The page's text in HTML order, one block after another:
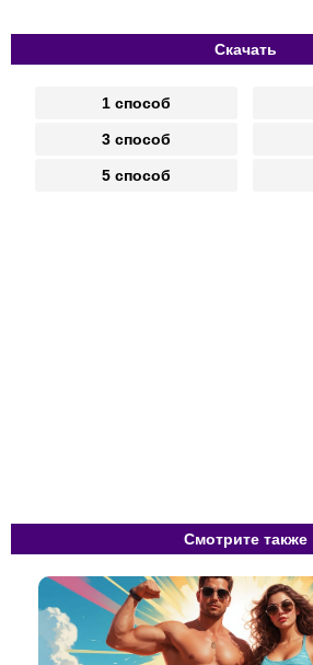
Скачать
1 способ
3 способ
5 способ
Смотрите также